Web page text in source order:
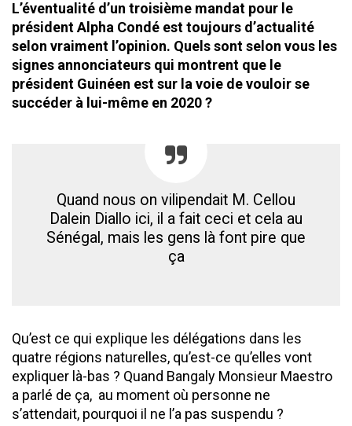
L’éventualité d’un troisième mandat pour le
président Alpha Condé est toujours d’actualité
selon vraiment l’opinion. Quels sont selon vous les
signes annonciateurs qui montrent que le
président Guinéen est sur la voie de vouloir se
succéder à lui-même en 2020 ?
Quand nous on vilipendait M. Cellou
Dalein Diallo ici, il a fait ceci et cela au
Sénégal, mais les gens là font pire que
ça
Qu’est ce qui explique les délégations dans les
quatre régions naturelles, qu’est-ce qu’elles vont
expliquer là-bas ? Quand Bangaly Monsieur Maestro
a parlé de ça, au moment où personne ne
s’attendait, pourquoi il ne l’a pas suspendu ?